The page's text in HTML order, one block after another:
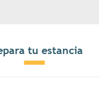
tu estancia